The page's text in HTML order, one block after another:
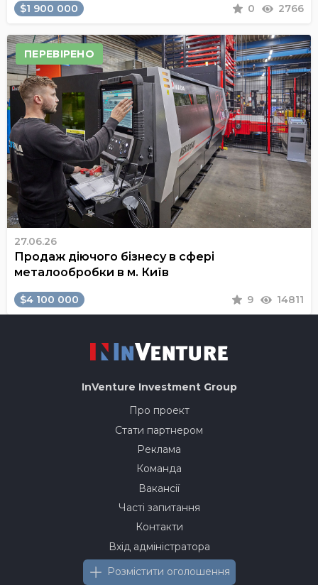
$1 900 000 0 2766
ПЕРЕВІРЕНО
27.06.26
Продаж діючого бізнесу в сфері
металообробки в м. Київ
$4 100 000 9 14811
InVenture Investment Group
Про проект
Стати партнером
Реклама
Команда
Вакансії
Часті запитання
Контакти
Вхід адміністратора
Розмістити оголошення